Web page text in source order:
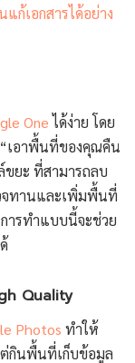
ก้เอกสารได้อย่าง
Oneได้ง่าย โดย
“เอาพื้นที่ของคุณคืน
ขยะ ที่สามารถลบ
วจทานและเพิ่มพื้นที่
ารทำแบบนี้จะช่วย
Quality
Photos ทำให้
กินพื้นที่เก็บข้อมูล